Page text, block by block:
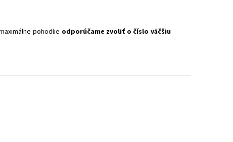
pohodlie odporúčame zvoliť o číslo väčšiu